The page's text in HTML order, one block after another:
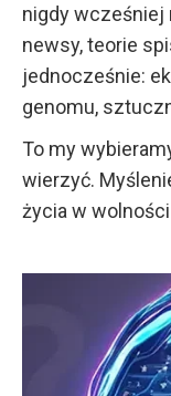
nigdy wcześniej
newsy, teorie
jednocześnie:
genomu,
To my
wierzyć.
życia w